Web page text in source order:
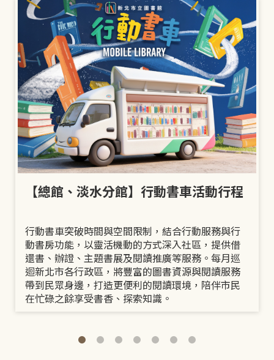
【總館、淡水分館】行動書車活動行程
行動書車突破時間與空間限制，結合行動服務與行
動書房功能，以靈活機動的方式深入社區，提供借
還書、辦證、主題書展及閱讀推廣等服務。每月巡
迴新北市各行政區，將豐富的圖書資源與閱讀服務
帶到民眾身邊，打造更便利的閱讀環境，陪伴市民
在忙碌之餘享受書香、探索知識。